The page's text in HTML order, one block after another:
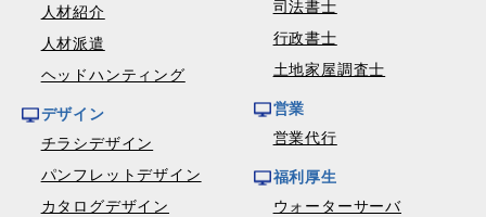
人材紹介
人材派遣
ヘッドハンティング
デザイン
チラシデザイン
パンフレットデザイン
カタログデザイン
司法書士
行政書士
土地家屋調査士
営業
営業代行
福利厚生
ウォーターサーバ